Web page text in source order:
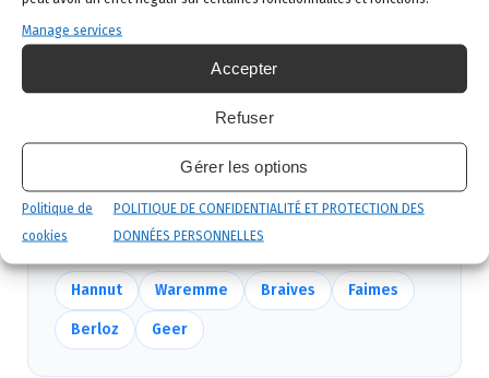
Manage services
Accepter
Refuser
Gérer les options
Politique de
cookies
POLITIQUE DE CONFIDENTIALITÉ ET PROTECTION DES
DONNÉES PERSONNELLES
produits certifiés, sécurité maximale, discrétion
garantie.
: visite de contrôle et garantie
de résultat.
Nous intervenons aussi près de Lincent
Mêmes équipes, mêmes délais — voirtoutes nos
communes.
Hannut Waremme Braives Faimes
Berloz Geer